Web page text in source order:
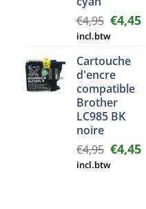
€4,95 Le
prix
était :
€4,95.
€4,45Le
incl.btw
Cartouche
d'encre
compatible
Brother
LC985 BK
noire
€4,95 Le
prix
€4,45Le
incl.btw